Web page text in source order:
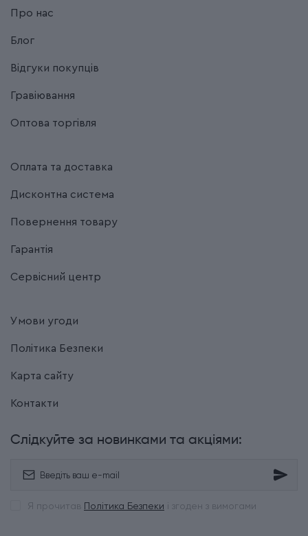
Про нас
Блог
Відгуки покупців
Гравіювання
Оптова торгівля
Оплата та доставка
Дисконтна система
Повернення товару
Гарантія
Сервісний центр
Умови угоди
Політика Безпеки
Карта сайту
Контакти
Слідкуйте за новинками та акціями:
Я прочитав Політика Безпеки і згоден з вимогами